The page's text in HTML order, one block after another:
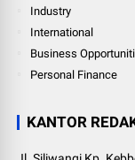
Industry
International
Business
Personal Finance
KANTOR